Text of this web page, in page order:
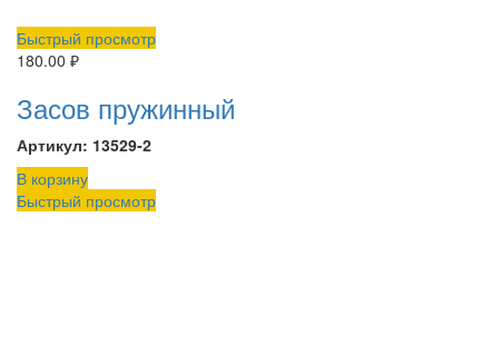
Быстрый просмотр
180.00 ₽
Засов пружинный
Артикул: 13529-2
В корзину
Быстрый просмотр